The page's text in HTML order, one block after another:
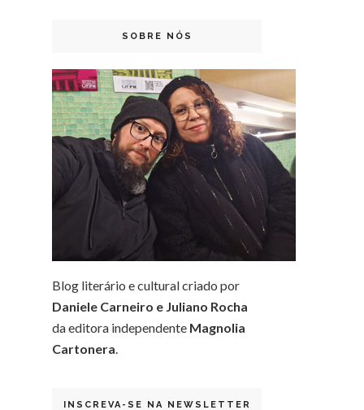
SOBRE NÓS
Blog literário e cultural criado por
Daniele Carneiro e Juliano Rocha
da editora independente Magnolia
Cartonera.
INSCREVA-SE NA NEWSLETTER